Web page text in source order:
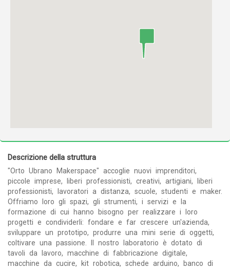
Descrizione della struttura
"Orto Ubrano Makerspace" accoglie nuovi imprenditori,
piccole imprese, liberi professionisti, creativi, artigiani, liberi
professionisti, lavoratori a distanza, scuole, studenti e maker.
Offriamo loro gli spazi, gli strumenti, i servizi e la
formazione di cui hanno bisogno per realizzare i loro
progetti e condividerli: fondare e far crescere un'azienda,
sviluppare un prototipo, produrre una mini serie di oggetti,
coltivare una passione. Il nostro laboratorio è dotato di
tavoli da lavoro, macchine di fabbricazione digitale,
macchine da cucire, kit robotica, schede arduino, banco di